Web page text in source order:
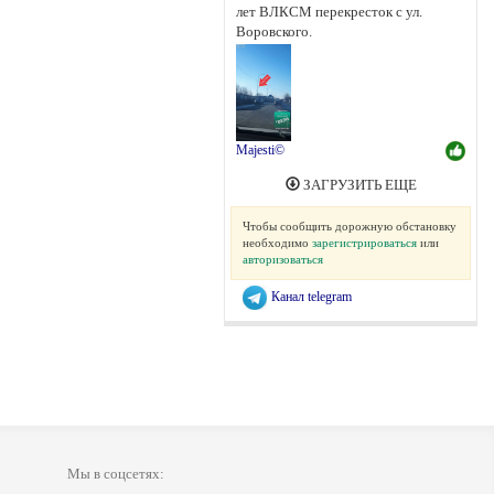
лет ВЛКСМ перекресток с ул.
Воровского.
Majesti©
ЗАГРУЗИТЬ ЕЩЕ
Чтобы сообщить дорожную обстановку
необходимо зарегистрироваться или
авторизоваться
Канал telegram
Мы в соцсетях: